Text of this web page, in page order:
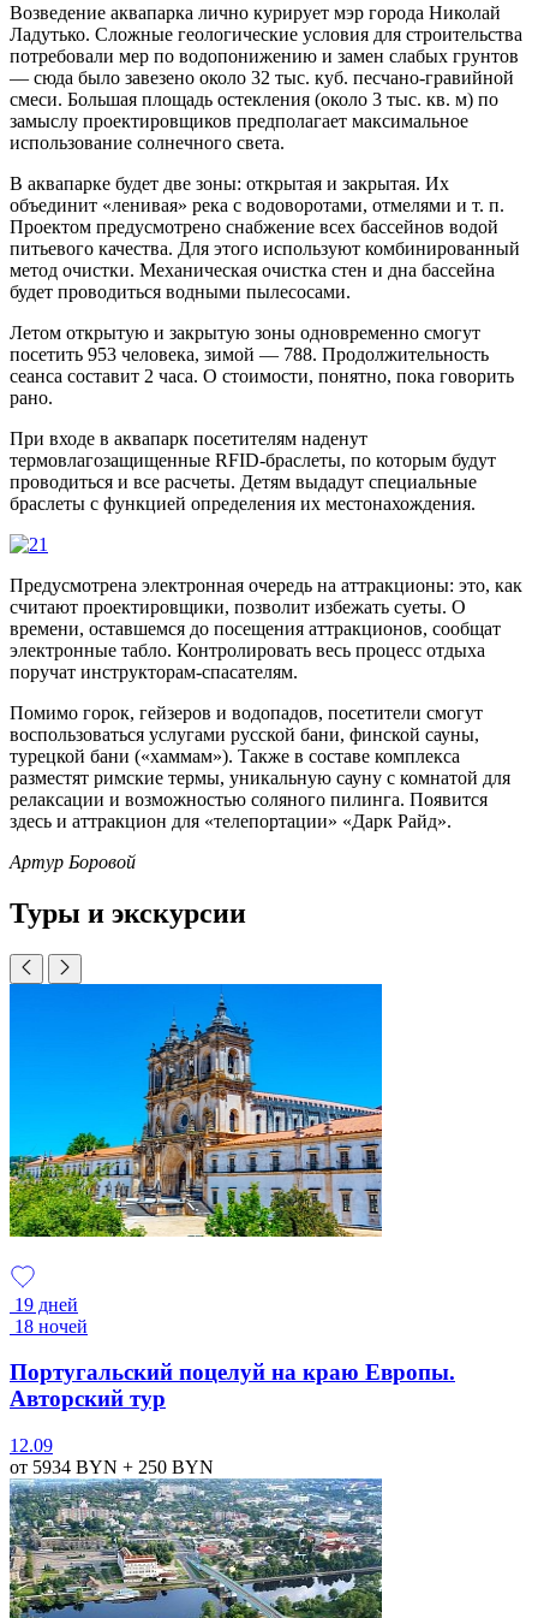
Возведение аквапарка лично курирует мэр города Николай
Ладутько. Сложные геологические условия для строительства
потребовали мер по водопонижению и замен слабых грунтов
— сюда было завезено около 32 тыс. куб. песчано-гравийной
смеси. Большая площадь остекления (около 3 тыс. кв. м) по
замыслу проектировщиков предполагает максимальное
использование солнечного света.
В аквапарке будет две зоны: открытая и закрытая. Их
объединит «ленивая» река с водоворотами, отмелями и т. п.
Проектом предусмотрено снабжение всех бассейнов водой
питьевого качества. Для этого используют комбинированный
метод очистки. Механическая очистка стен и дна бассейна
будет проводиться водными пылесосами.
Летом открытую и закрытую зоны одновременно смогут
посетить 953 человека, зимой — 788. Продолжительность
сеанса составит 2 часа. О стоимости, понятно, пока говорить
рано.
При входе в аквапарк посетителям наденут
термовлагозащищенные RFID-браслеты, по которым будут
проводиться и все расчеты. Детям выдадут специальные
браслеты с функцией определения их местонахождения.
Предусмотрена электронная очередь на аттракционы: это, как
считают проектировщики, позволит избежать суеты. О
времени, оставшемся до посещения аттракционов, сообщат
электронные табло. Контролировать весь процесс отдыха
поручат инструкторам-спасателям.
Помимо горок, гейзеров и водопадов, посетители смогут
воспользоваться услугами русской бани, финской сауны,
турецкой бани («хаммам»). Также в составе комплекса
разместят римские термы, уникальную сауну с комнатой для
релаксации и возможностью соляного пилинга. Появится
здесь и аттракцион для «телепортации» «Дарк Райд».
Артур Боровой
Туры и экскурсии
19 дней
18 ночей
Португальский поцелуй на краю Европы.
Авторский тур
12.09
от 5934 BYN + 250 BYN